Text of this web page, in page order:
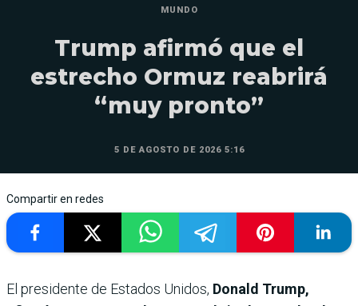
MUNDO
Trump afirmó que el
estrecho Ormuz reabrirá
“muy pronto”
5 DE AGOSTO DE 2026 5:16
Compartir en redes
El presidente de Estados Unidos, Donald Trump,